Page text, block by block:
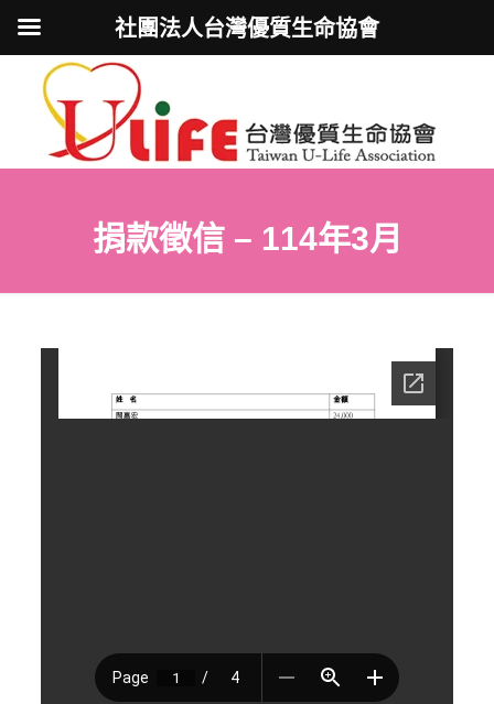
捐款徵信 – 114年3月
社團法人台灣優質生命協會